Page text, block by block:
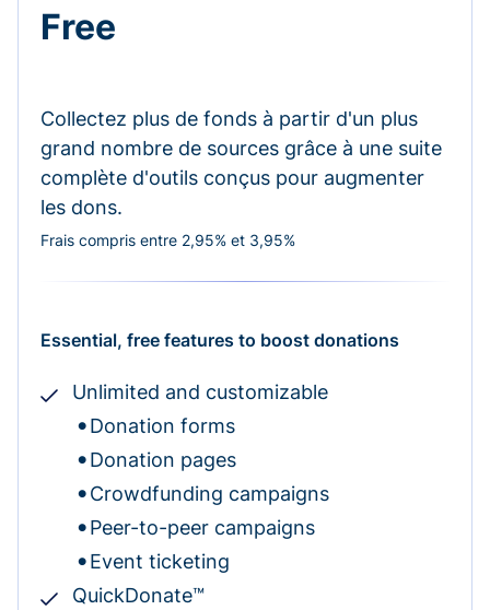
Free
Collectez plus de fonds à partir d'un plus
grand nombre de sources grâce à une suite
complète d'outils conçus pour augmenter
les dons.
Frais compris entre 2,95% et 3,95%
Essential, free features to boost donations
Unlimited and customizable
Donation forms
Donation pages
Crowdfunding campaigns
Peer-to-peer campaigns
Event ticketing
QuickDonate™